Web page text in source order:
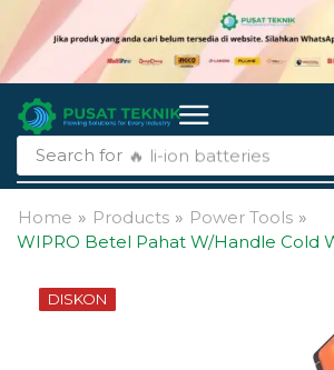
Search for 🔥 li-ion batteries
Home » Products » Power Tools »
WIPRO Betel Pahat W/Handle Cold
DISKON